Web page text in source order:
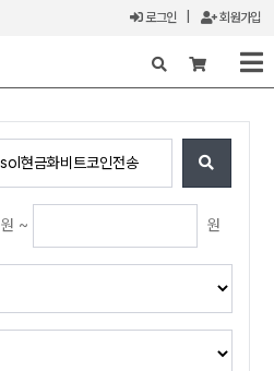
로그인 회원가입
X
원 ~ 원